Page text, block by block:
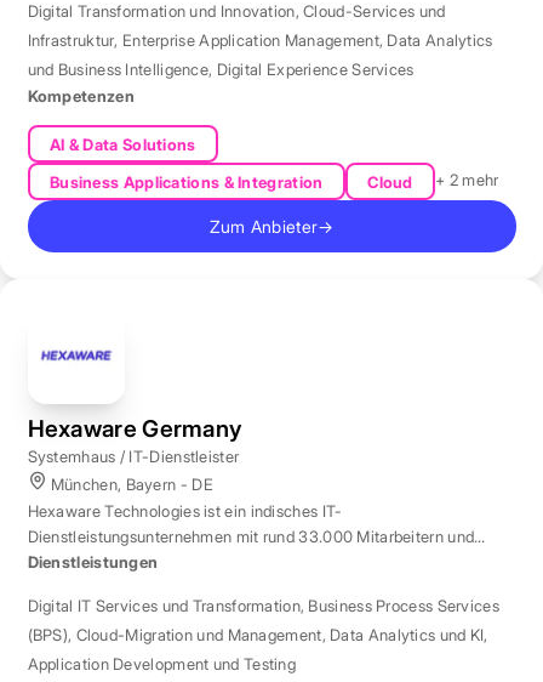
Digital Transformation und Innovation,Cloud-Services und
Infrastruktur, Enterprise Application Management, Data Analytics
und Business Intelligence, Digital Experience Services
Kompetenzen
AI & Data Solutions
Business Applications & Integration
Cloud + 2 mehr
Zum Anbieter→
Hexaware Germany
Systemhaus / IT-Dienstleister
München, Bayern - DE
Hexaware Technologies ist ein indisches IT-
Dienstleistungsunternehmen mit rund 33.000 Mitarbeitern und
Standort München für Automatisierung und KI.
Dienstleistungen
Digital IT Services und Transformation, Business Process Services
(BPS), Cloud-Migration und Management, Data Analytics und KI,
Application Development und Testing